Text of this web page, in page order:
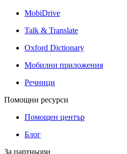
MobiDrive
Talk & Translate
Oxford Dictionary
Мобилни приложения
Речници
Помощни ресурси
Помощен център
Блог
За партньори